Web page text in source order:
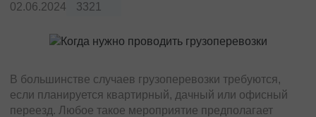
Львов
Николаев
Ивано-Франковск
Всегда на связи
+38(097)363-46-34
Перезвонить мне
02.06.2024 3321
В большинстве случаев грузоперевозки требуются,
если планируется квартирный, дачный или офисный
переезд. Любое такое мероприятие предполагает